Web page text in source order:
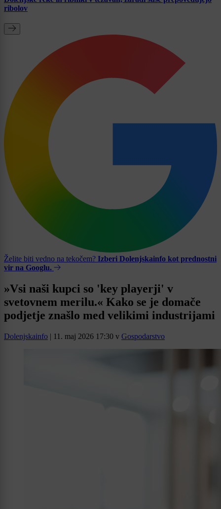
ribolov
Želite biti vedno na tekočem? Izberi Dolenjskainfo kot prednostni
vir na Googlu.
»Vsi naši kupci so 'key playerji' v
svetovnem merilu.« Kako se je domače
podjetje znašlo med velikimi industrijami
Dolenjskainfo | 11. maj 2026 17:30 v Gospodarstvo